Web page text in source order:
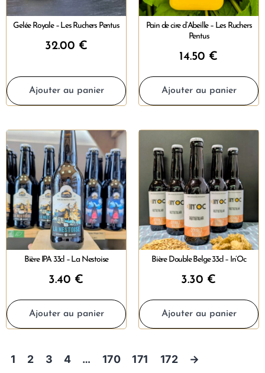
Gelée Royale – Les Ruchers Pentus
32.00 €
Ajouter au panier
Pain de cire d’Abeille – Les Ruchers
Pentus
14.50 €
Ajouter au panier
Bière IPA 33cl – La Nestoise
3.40 €
Ajouter au panier
Bière Double Belge 33cl – In’Oc
3.30 €
Ajouter au panier
1 2 3 4 … 170 171 172 →